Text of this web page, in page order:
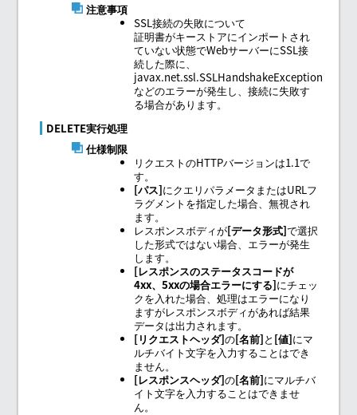
注意事項
SSL接続の失敗について
証明書がキーストアにインポートされ
ていない状態でWebサーバーにSSL接
続した際に、
javax.net.ssl.SSLHandshakeException
などのエラーが発生し、接続に失敗す
る場合があります。
DELETE実行処理
仕様制限
リクエストのHTTPバージョンは1.1で
す。
パス にクエリパラメータまたはURLフ
ラグメントを指定した場合、無視され
ます。
レスポンスボディが データ形式 で選択
した形式ではない場合、エラーが発生
します。
レスポンスのステータスコードが
4xx、5xxの場合エラーにする にチェッ
クを入れた場合、処理はエラーになり
ますがレスポンスボディがあれば結果
データは出力されます。
リクエストヘッダ の 名前 と 値 にマ
ルチバイト文字を入力することはでき
ません。
レスポンスヘッダ の 名前 にマルチバ
イト文字を入力することはできませ
ん。